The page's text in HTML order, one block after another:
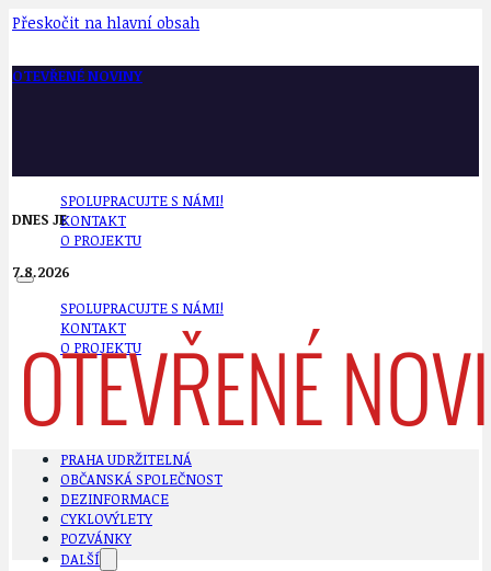
Přeskočit na hlavní obsah
OTEVŘENÉ NOVINY
SPOLUPRACUJTE S NÁMI!
KONTAKT
O PROJEKTU
SPOLUPRACUJTE S NÁMI!
KONTAKT
O PROJEKTU
DNES JE
7.8.2026
PRAHA UDRŽITELNÁ
OBČANSKÁ SPOLEČNOST
DEZINFORMACE
CYKLOVÝLETY
POZVÁNKY
DALŠÍ